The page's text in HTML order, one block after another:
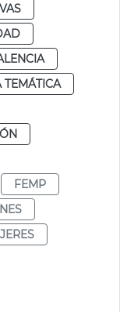
TEMÁTICA
FEMP